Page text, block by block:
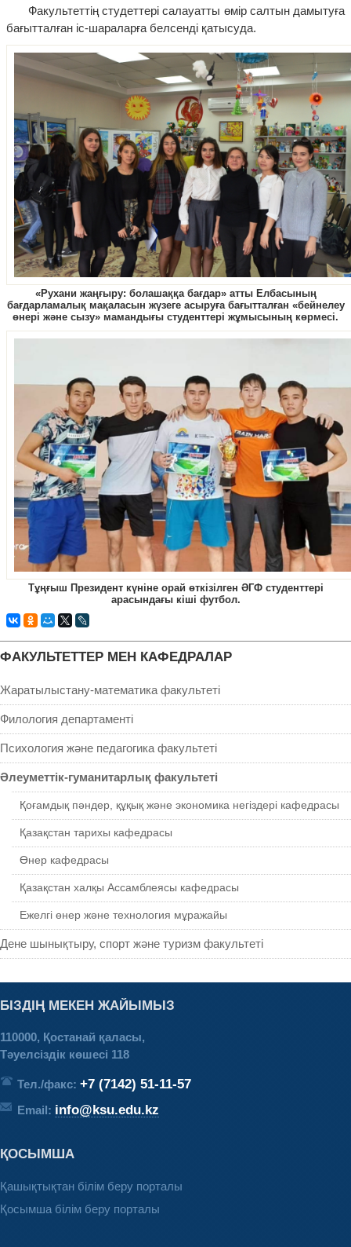
Факультеттің студеттері салауатты өмір салтын дамытуға
бағытталған іс-шараларға белсенді қатысуда.
«Рухани жаңғыру: болашаққа бағдар» атты Елбасының
бағдарламалық мақаласын жүзеге асыруға бағытталған «бейнелеу
өнері және сызу» мамандығы студенттері жұмысының көрмесі.
Тұңғыш Президент күніне орай өткізілген ӘГФ студенттері
арасындағы кіші футбол.
ФАКУЛЬТЕТТЕР МЕН КАФЕДРАЛАР
Жаратылыстану-математика факультеті
Филология департаменті
Психология және педагогика факультеті
Әлеуметтік-гуманитарлық факультеті
Қоғамдық пәндер, құқық және экономика негіздері кафедрасы
Қазақстан тарихы кафедрасы
Өнер кафедрасы
Қазақстан халқы Ассамблеясы кафедрасы
Ежелгі өнер және технология мұражайы
Дене шынықтыру, спорт және туризм факультеті
БІЗДІҢ МЕКЕН ЖАЙЫМЫЗ
110000, Қостанай қаласы,
Тәуелсіздік көшесі 118
Тел./факс: +7 (7142) 51-11-57
Email: info@ksu.edu.kz
ҚОСЫМША
Қашықтықтан білім беру порталы
Қосымша білім беру порталы